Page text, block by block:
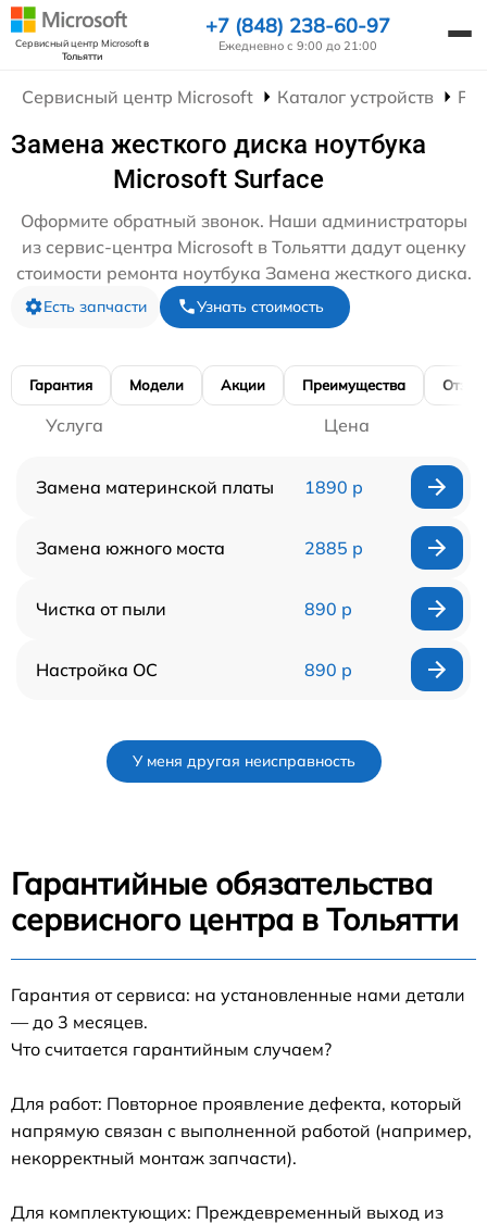
Сервисный центр Microsoftв
Тольятти
+7 (848) 238-60-97
Ежедневно с 9:00 до 21:00
Сервисный центр Microsoft Каталог устройств
Замена жесткого диска ноутбука
Microsoft Surface
Оформите обратный звонок. Наши администраторы
из сервис-центра Microsoft в Тольятти дадут оценку
стоимости ремонта ноутбука Замена жесткого диска.
Есть запчасти Узнать стоимость
Гарантия Модели Акции Преимущества
Услуга Цена
Замена материнской платы 1890 р
Замена южного моста 2885 р
Чистка от пыли 890 р
Настройка ОС 890 р
У меня другая неисправность
Гарантийные обязательства
сервисного центра в Тольятти
Гарантия от сервиса: на установленные нами детали
— до 3 месяцев.
Что считается гарантийным случаем?
Для работ: Повторное проявление дефекта, который
напрямую связан с выполненной работой (например,
некорректный монтаж запчасти).
Для комплектующих: Преждевременный выход из